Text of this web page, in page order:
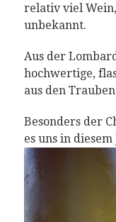
relativ viel
unbekannt.
Aus der
hochwertige,
aus den
Besonders der
es uns in